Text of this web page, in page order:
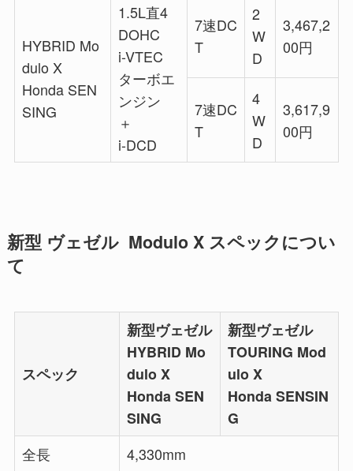
HYBRID Mo
dulo X
Honda SEN
SING
1.5L直4
DOHC
i-VTEC
ターボエ
ンジン
＋
i-DCD
7速DC
T
2
W
D
3,467,2
00円
7速DC
T
4
W
D
3,617,9
00円
新型 ヴェゼル Modulo X スペックについ
て
スペック
新型ヴェゼル
HYBRID Mo
dulo X
Honda SEN
SING
新型ヴェゼル
TOURING Mod
ulo X
Honda SENSIN
G
全長
4,330mm